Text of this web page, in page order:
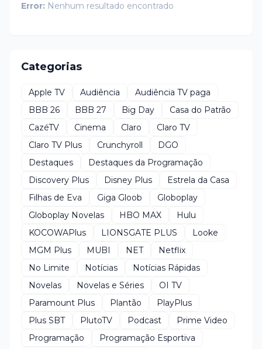
Error: Nenhum resultado encontrado
Categorias
Apple TV Audiência
Audiência TV paga
BBB 26
BBB 27 Big Day
Casa do Patrão
CazéTV
Cinema Claro
Claro TV
Claro TV Plus
Crunchyroll
DGO
Destaques
Destaques da Programação
Discovery Plus
Disney Plus
Estrela da Casa
Filhas de Eva
Giga Gloob
Globoplay
Globoplay Novelas
HBO MAX
Hulu
KOCOWAPlus
LIONSGATE PLUS
Looke
MGM Plus
MUBI NET
Netflix
No Limite
Notícias
Notícias Rápidas
Novelas
Novelas e Séries
OI TV
Paramount Plus
Plantão
PlayPlus
Plus SBT
PlutoTV Podcast
Prime Video
Programação
Programação Esportiva